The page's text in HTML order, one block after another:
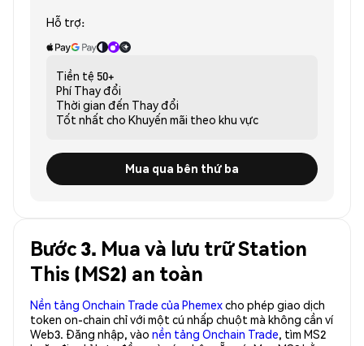
Hỗ trợ:
Tiền tệ 50+
Phí Thay đổi
Thời gian đến Thay đổi
Tốt nhất cho Khuyến mãi theo khu vực
Mua qua bên thứ ba
Bước 3. Mua và lưu trữ Station
This (MS2) an toàn
Nền tảng Onchain Trade của Phemexcho phép giao dịch
token on-chain chỉ với một cú nhấp chuột mà không cần ví
Web3. Đăng nhập, vào nền tảng Onchain Trade, tìm MS2